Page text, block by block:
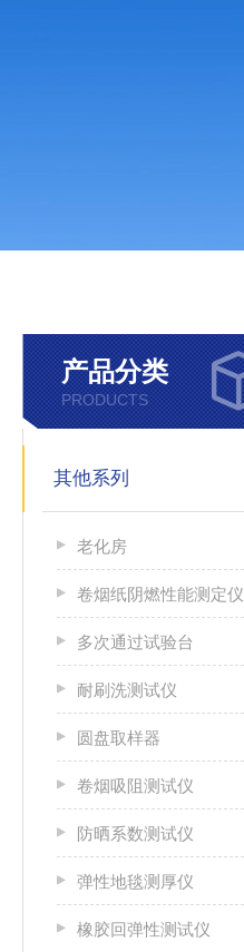
产品分类
PRODUCTS
其他系列
老化房
卷烟纸阴燃性能测定仪
多次通过试验台
耐刷洗测试仪
圆盘取样器
卷烟吸阻测试仪
防晒系数测试仪
弹性地毯测厚仪
橡胶回弹性测试仪